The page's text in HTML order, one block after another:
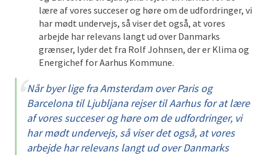
lære af vores succeser og høre om de udfordringer, vi
har mødt undervejs, så viser det også, at vores
arbejde har relevans langt ud over Danmarks
grænser, lyder det fra Rolf Johnsen, der er Klima og
Energichef for Aarhus Kommune.
Når byer lige fra Amsterdam over Paris og
Barcelona til Ljubljana rejser til Aarhus for at lære
af vores succeser og høre om de udfordringer, vi
har mødt undervejs, så viser det også, at vores
arbejde har relevans langt ud over Danmarks